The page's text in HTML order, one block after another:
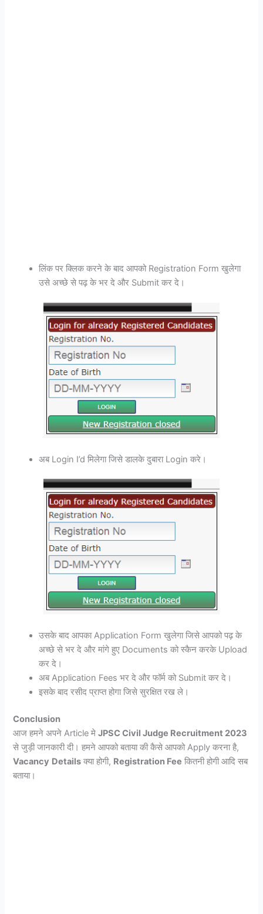
लिंक पर क्लिक करने के बाद आपको Registration Form खुलेगा
उसे अच्छे से पढ़ के भर दे और Submit कर दे।
अब Login I’d मिलेगा जिसे डालके दुबारा Login करे।
उसके बाद आपका Application Form खुलेगा जिसे आपको पढ़ के
अच्छे से भर दे और मांगे हुए Documents को स्कैन करके Upload
कर दे।
अब Application Fees भर दे और फॉर्म को Submit कर दे।
इसके बाद रसीद प्राप्त होगा जिसे सुरक्षित रख ले।
Conclusion
आज हमने अपने Article मेJPSC Civil Judge Recruitment 2023
से जुड़ी जानकारी दी। हमने आपको बताया की कैसे आपको Apply करना है,
Vacancy Details क्या होगी, Registration Fee कितनी होगी आदि सब
बताया।